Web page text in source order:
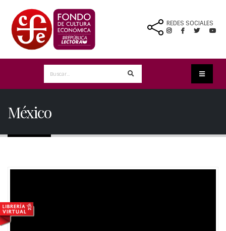
REDES SOCIALES
México